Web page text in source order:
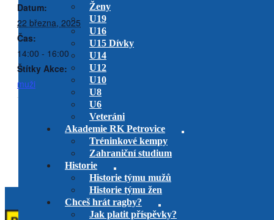
Ženy
U19
U16
U15 Dívky
U14
U12
U10
U8
U6
Veteráni
Akademie RK Petrovice
Tréninkové kempy
Zahraniční studium
Historie
Historie týmu mužů
Historie týmu žen
Chceš hrát ragby?
Jak platit příspěvky?
Datum:
22 března, 2025
Čas:
14:00 - 16:00
Štítky Akce:
muži
RK Petrovice B vs. RC
Praga B
hřiště Chotyně (Liberec)
RC Slavia Praha vs. RK
Petrovice U19
venkovní utkání